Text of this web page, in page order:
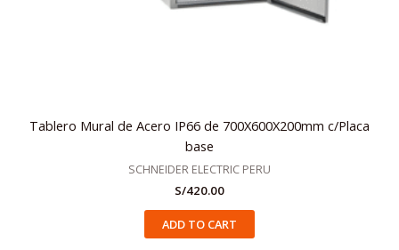
Tablero Mural de Acero IP66 de 700X600X200mm c/Placa
base
SCHNEIDER ELECTRIC PERU
S/420.00
ADD TO CART